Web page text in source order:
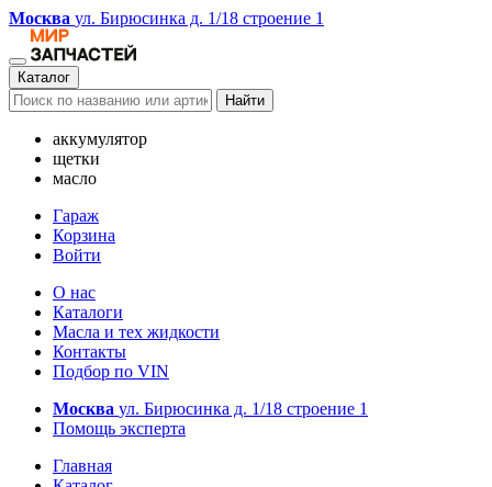
Москва ул. Бирюсинка д. 1/18 строение 1
Каталог
Найти
аккумулятор
щетки
масло
Гараж
Корзина
Войти
О нас
Каталоги
Масла и тех жидкости
Контакты
Подбор по VIN
Москва ул. Бирюсинка д. 1/18 строение 1
Помощь эксперта
Главная